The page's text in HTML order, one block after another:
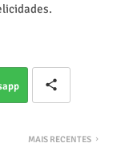
MAIS RECENTES